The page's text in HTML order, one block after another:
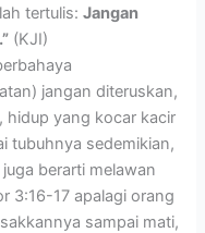
tertulis:Jangan
(KJI)
jangan diteruskan,
hidup yang kocar kacir
tubuhnya sedemikian,
berarti melawan
3:16-17 apalagi orang
sampai mati,